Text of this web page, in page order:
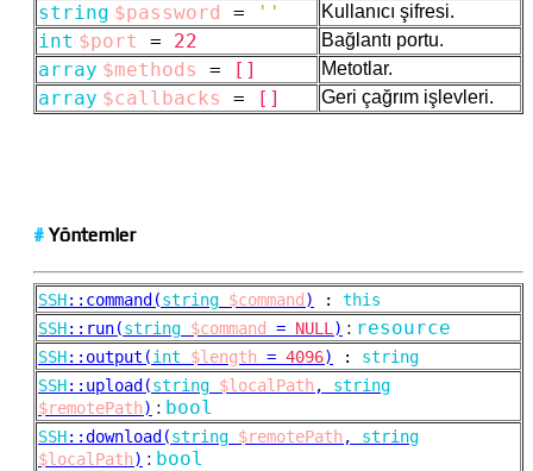
string $password = '' Kullanıcı şifresi.
int $port = 22 Bağlantı portu.
array $methods = [] Metotlar.
array $callbacks = [] Geri çağrım işlevleri.
#Yöntemler
SSH:: command(string $command ) : this
SSH:: run(string $command = NULL ) : resource
SSH:: output(int $length = 4096) : string
SSH:: upload(string $localPath , string
$remotePath) : bool
SSH::download(string $remotePath , string
$localPath) : bool